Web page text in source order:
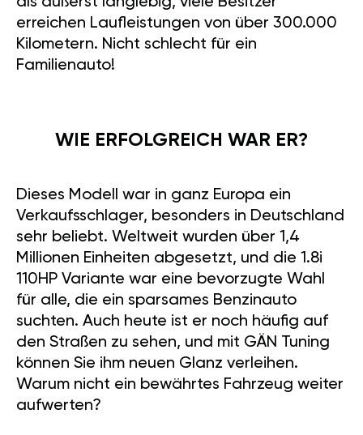
erreichen Laufleistungen von über 300.000
Kilometern. Nicht schlecht für ein
Familienauto!
WIE ERFOLGREICH WAR ER?
Dieses Modell war in ganz Europa ein
Verkaufsschlager, besonders in Deutschland
sehr beliebt. Weltweit wurden über 1,4
Millionen Einheiten abgesetzt, und die 1.8i
110HP Variante war eine bevorzugte Wahl
für alle, die ein sparsames Benzinauto
suchten. Auch heute ist er noch häufig auf
den Straßen zu sehen, und mit GÄN Tuning
können Sie ihm neuen Glanz verleihen.
Warum nicht ein bewährtes Fahrzeug weiter
aufwerten?
Wir verwenden Cookies um Ihr Einkaufserlebnis zu
verbessern. Indem Sie auf der Seite weitersurfen stimmen